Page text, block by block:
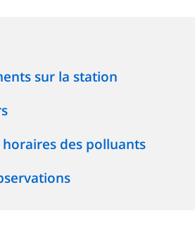
sur la station
des polluants